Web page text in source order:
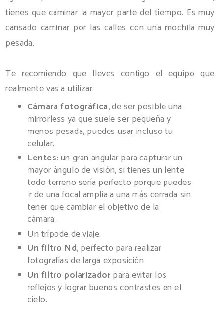
tienes que caminar la mayor parte del tiempo. Es muy
cansado caminar por las calles con una mochila muy
pesada.
Te recomiendo que lleves contigo el equipo que
realmente vas a utilizar.
Cámara fotográfica, de ser posible una
mirrorless ya que suele ser pequeña y
menos pesada, puedes usar incluso tu
celular.
Lentes: un gran angular para capturar un
mayor ángulo de visión, si tienes un lente
todo terreno sería perfecto porque puedes
ir de una focal amplia a una más cerrada sin
tener que cambiar el objetivo de la
cámara.
Un trípode de viaje.
Un filtro Nd, perfecto para realizar
fotografías de larga exposición
Un filtro polarizador para evitar los
reflejos y lograr buenos contrastes en el
cielo.